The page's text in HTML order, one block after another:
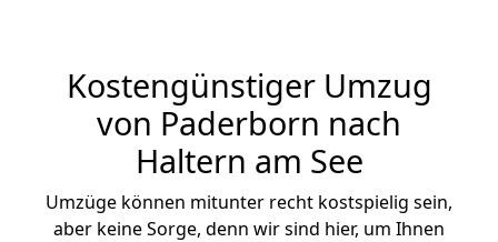
Kostengünstiger Umzug
von Paderborn nach
Haltern am See
Umzüge können mitunter recht kostspielig sein,
aber keine Sorge, denn wir sind hier, um Ihnen